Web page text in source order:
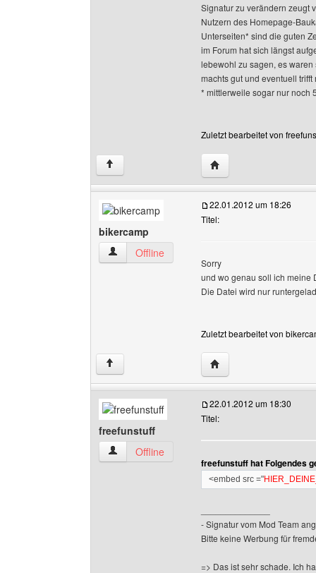
Signatur zu verändern zeugt
Nutzern des Homepage-
Unterseiten* sind die guten
im Forum hat sich längst
lebewohl zu sagen, es
machts gut und eventuell
* mittlerweile sogar nur noch
Zuletzt bearbeitet von
↑ Website dieses
bikercamp
bikercamp Benutzer-Profile anzeigen
Offline
22.01.2012 um 18:26
Titel:
Sorry
und wo genau soll ich meine
Die Datei wird nur
Zuletzt bearbeitet von
↑ Website dieses
freefunstuff
freefunstuff Benutzer-Profile anzeigen
Offline
22.01.2012 um 18:30
Titel:
freefunstuff hat Folgendes
<embed src ="
- Signatur vom Mod Team
Bitte keine Werbung für
=> Das ist sehr schade. Ich